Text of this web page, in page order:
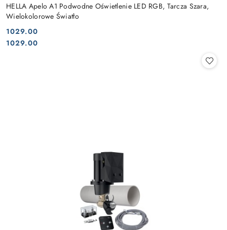
HELLA Apelo A1 Podwodne Oświetlenie LED RGB, Tarcza Szara,
Wielokolorowe Światło
Cena:
1029.00
Cena:
1029.00